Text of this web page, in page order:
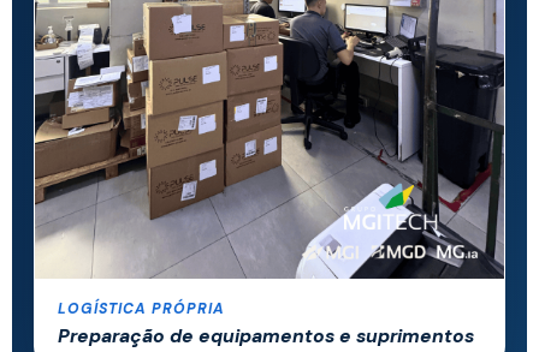
LOGÍSTICA PRÓPRIA
Preparação de equipamentos e suprimentos